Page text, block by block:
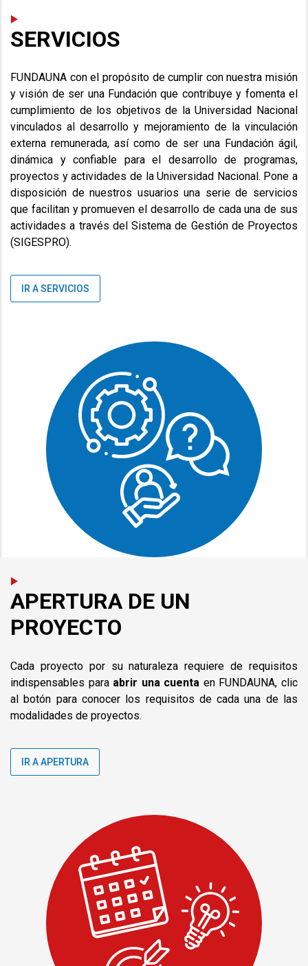
SERVICIOS
FUNDAUNA con el propósito de cumplir con nuestra misión
y visión de ser una Fundación que contribuye y fomenta el
cumplimiento de los objetivos de la Universidad Nacional
vinculados al desarrollo y mejoramiento de la vinculación
externa remunerada, así como de ser una Fundación ágil,
dinámica y confiable para el desarrollo de programas,
proyectos y actividades de la Universidad Nacional. Pone a
disposición de nuestros usuarios una serie de servicios
que facilitan y promueven el desarrollo de cada una de sus
actividadesa través del Sistema de Gestión de Proyectos
(SIGESPRO).
IR A SERVICIOS
APERTURA DE UN
PROYECTO
Cada proyecto por su naturaleza requiere de requisitos
indispensables para abrir una cuenta en FUNDAUNA, clic
al botón para conocer los requisitos de cada una de las
modalidades de proyectos.
IR A APERTURA